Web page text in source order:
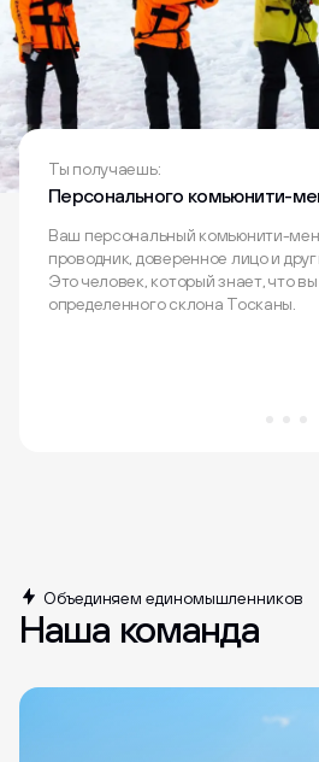
Ты получаешь:
Персонального комьюнити-
Ваш персональный комьюнити-
проводник, доверенное лицо и
Это человек, который знает, что
определенного склона Тосканы.
Объединяем единомышленников
Наша команда